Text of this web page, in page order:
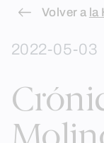
Skip
content
Volver a la
2022-05-03